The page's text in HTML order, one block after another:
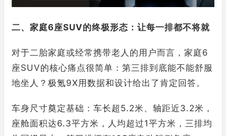
二、家庭6座SUV的终极形态：让每一排都不将就
对于二胎家庭或经常携带老人的用户而言，家庭6
座SUV的核心痛点很简单：第三排到底能不能舒服
地坐人？极氪9X用数据和设计给出了肯定回答。
车身尺寸奠定基础：车长超5.2米、轴距近3.2米，
座舱面积达6.3平方米，人均超过1平方米，三排均